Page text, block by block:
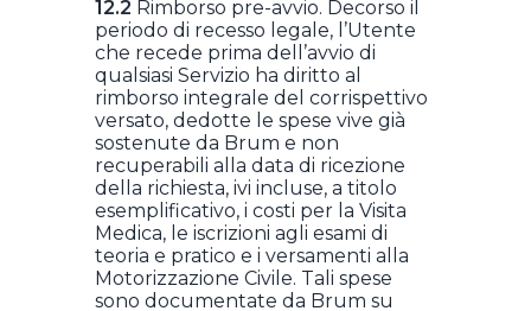
12.2 Rimborso pre-avvio. Decorso il
periodo di recesso legale, l’Utente
che recede prima dell’avvio di
qualsiasi Servizio ha diritto al
rimborso integrale del corrispettivo
versato, dedotte le spese vive già
sostenute da Brum e non
recuperabili alla data di ricezione
della richiesta, ivi incluse, a titolo
esemplificativo, i costi per la Visita
Medica, le iscrizioni agli esami di
teoria e pratico e i versamenti alla
Motorizzazione Civile. Tali spese
sono documentate da Brum su